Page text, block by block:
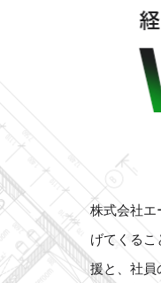
株式会社エ
げてくる
援と、社員